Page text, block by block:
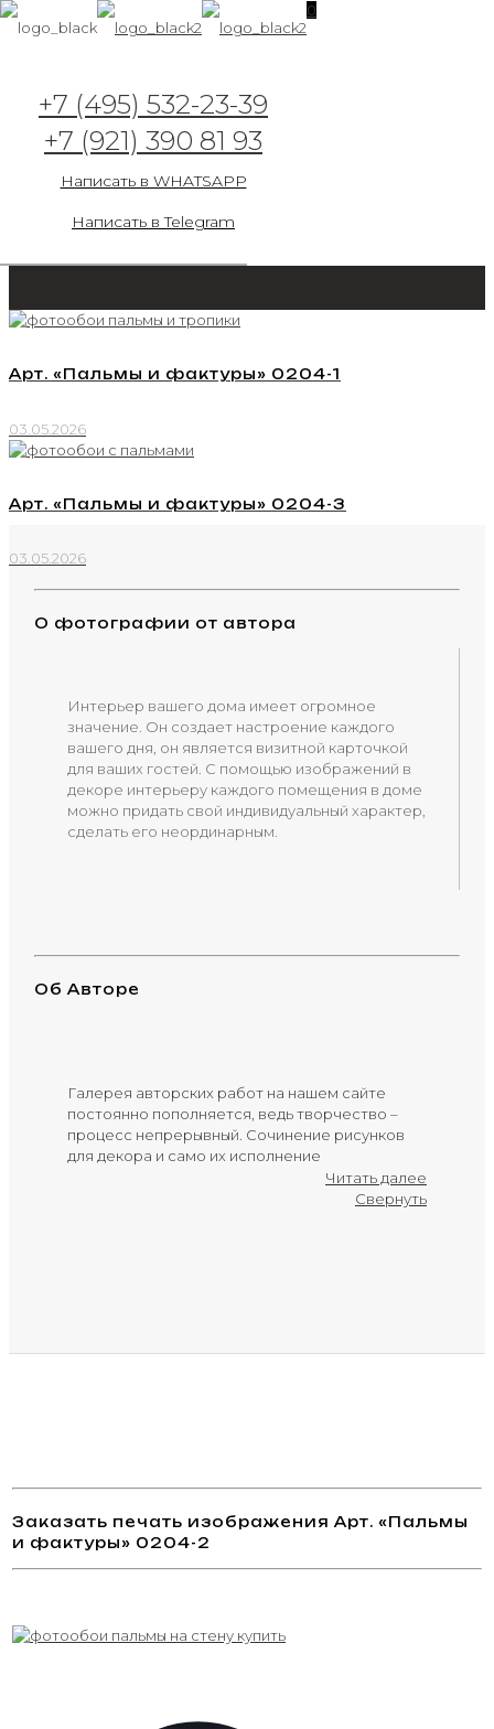
+7 (495) 532-23-39
+7 (921) 390 81 93
Написать в WHATSAPP
Написать в Telegram
0
Арт. «Пальмы и фактуры» 0204-2
Арт. «Пальмы и фактуры» 0204-1
03.05.2026
Арт. «Пальмы и фактуры» 0204-3
03.05.2026
О фотографии от автора
Интерьер вашего дома имеет огромное
значение. Он создает настроение каждого
вашего дня, он является визитной карточкой
для ваших гостей. С помощью изображений в
декоре интерьеру каждого помещения в доме
можно придать свой индивидуальный характер,
сделать его неординарным.
Об Авторе
Галерея авторских работ на нашем сайте
постоянно пополняется, ведь творчество –
процесс непрерывный. Сочинение рисунков
для декора и само их исполнение
предоставляют фантазии и руке художника
большую свободу, позволяют ему - как, может
работы, выбрать из галереи изображение,
которое «отзывается» вашей душе, и сделать
его основой для создания дизайна, центровым
элементом помещения. В любом случае, мы
уверены, наша большая база авторских работ
Читать далее
Свернуть
Заказать печать изображения Арт. «Пальмы
и фактуры» 0204-2